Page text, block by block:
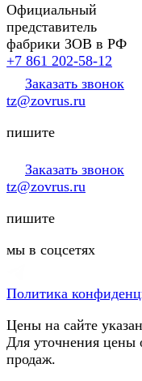
Официальный
представитель
фабрики ЗОВ в РФ
+7 861 202-58-12
Заказать звонок
tz@zovrus.ru
пишите
Заказать звонок
tz@zovrus.ru
пишите
мы в соцсетях
Политика
Цены на сайте
Для уточнения цены
продаж.